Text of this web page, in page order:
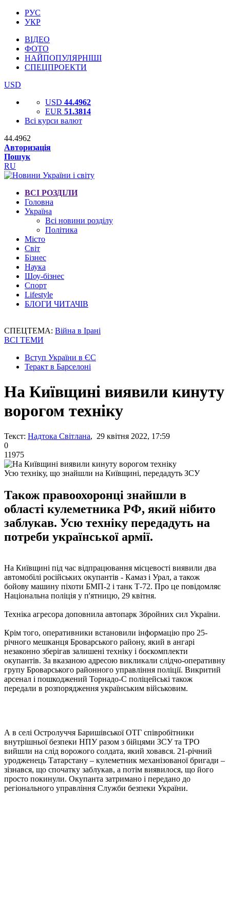
РУС
УКР
ВІДЕО
ФОТО
НАЙПОПУЛЯРНІШІ
СПЕЦПРОЕКТИ
USD
USD 44.4962
EUR 51.3814
Всі курси валют
44.4962
Авторизація
Пошук
RU
ВСІ РОЗДІЛИ
Головна
Україна
Всі новини розділу
Політика
Місто
Світ
Бізнес
Наука
Шоу-бізнес
Спорт
Lifestyle
БЛОГИ ЧИТАЧІВ
СПЕЦТЕМА: Війна в Ірані
ВСІ ТЕМИ
Вступ України в ЄС
Теракт в Барселоні
На Київщині виявили кинуту
ворогом техніку
Текст: Надтока Світлана, 29 квітня 2022, 17:59
0
11975
Усю техніку, що знайшли на Київщині, передадуть ЗСУ
Також правоохоронці знайшли в
області кулеметника РФ, який нібито
заблукав. Усю техніку передадуть на
потреби української армії.
На Київщині під час відпрацювання місцевості виявили два
автомобілі російських окупантів - Камаз і Урал, а також
бойову машину піхоти БМП-2 і танк Т-72. Про це повідомляє
Національна поліція у п'ятницю, 29 квітня.
Техніка агресора доповнила автопарк Збройних сил України.
Крім того, оперативники встановили інформацію про 25-
річного мешканця Броварського району, який в ангарі
незаконно зберігав залишені техніку і боєкомплекти
окупантів. За вказаною адресою викликали слідчо-оперативну
групу Броварського районного управління поліції. Викритий
арсенал і пошкоджений Торнадо-С поліцейські також
передали в розпорядження українським військовим.
А в селі Остролуччя Баришівської ОТГ співробітники
внутрішньої безпеки НПУ разом з бійцями ЗСУ та ТРО
вийшли на слід ворожого солдата, який ховався. 21-річний
уродженець Татарстану – кулеметник механізованої бригади –
зізнався, що спочатку заблукав, а потім виявилося, що його
просто покинули. Окупанта затримано і передано до
регіонального управління Служби безпеки України.